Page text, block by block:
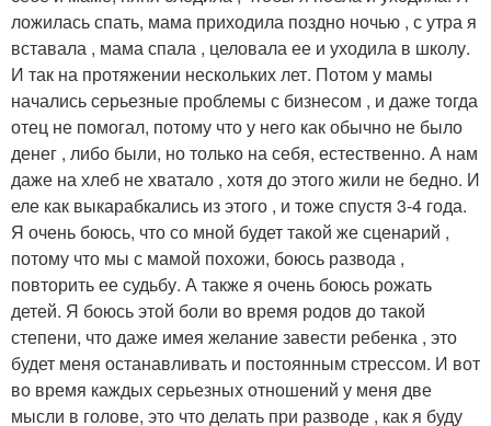
ложилась спать, мама приходила поздно ночью , с утра я
вставала , мама спала , целовала ее и уходила в школу.
И так на протяжении нескольких лет. Потом у мамы
начались серьезные проблемы с бизнесом , и даже тогда
отец не помогал, потому что у него как обычно не было
денег , либо были, но только на себя, естественно. А нам
даже на хлеб не хватало , хотя до этого жили не бедно. И
еле как выкарабкались из этого , и тоже спустя 3-4 года.
Я очень боюсь, что со мной будет такой же сценарий ,
потому что мы с мамой похожи, боюсь развода ,
повторить ее судьбу. А также я очень боюсь рожать
детей. Я боюсь этой боли во время родов до такой
степени, что даже имея желание завести ребенка , это
будет меня останавливать и постоянным стрессом. И вот
во время каждых серьезных отношений у меня две
мысли в голове, это что делать при разводе , как я буду